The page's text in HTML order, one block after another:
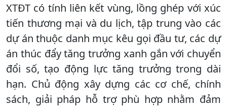
XTĐT có tính liên kết vùng, lồng ghép với xúc
tiến thương mại và du lịch, tập trung vào các
dự án thuộc danh mục kêu gọi đầu tư, các dự
án thúc đẩy tăng trưởng xanh gắn với chuyển
đổi số, tạo động lực tăng trưởng trong dài
hạn. Chủ động xây dựng các cơ chế, chính
sách, giải pháp hỗ trợ phù hợp nhằm đảm